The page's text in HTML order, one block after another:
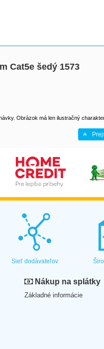
Cat5e šedý 1573
Obrázok má len ilustračný
Sieť dodávateľov
Nákup na splátky
Základné informácie